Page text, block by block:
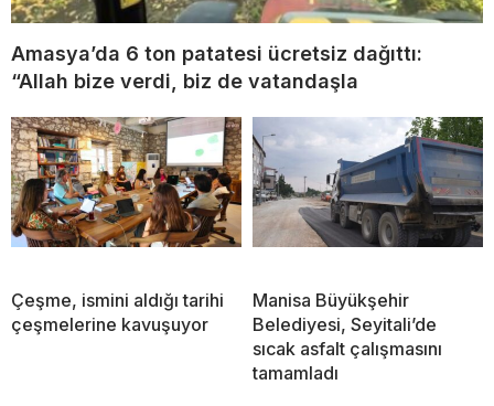
Amasya’da 6 ton patatesi ücretsiz dağıttı:
“Allah bize verdi, biz de vatandaşla
Çeşme, ismini aldığı tarihi
çeşmelerine kavuşuyor
Manisa Büyükşehir
Belediyesi, Seyitali’de
sıcak asfalt çalışmasını
tamamladı